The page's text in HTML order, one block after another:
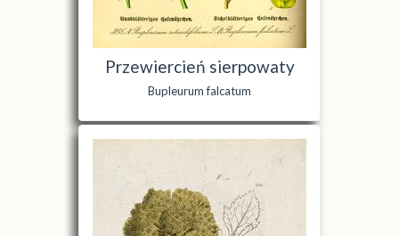
Przewiercień sierpowaty
Bupleurum falcatum